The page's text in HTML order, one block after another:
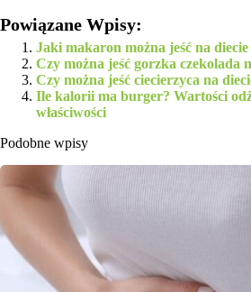
Powiązane Wpisy:
Jaki makaron można jeść na diecie
Czy można jeść gorzka czekolada
Czy można jeść ciecierzyca na
Ile kalorii ma burger? Wartości
właściwości
Podobne wpisy